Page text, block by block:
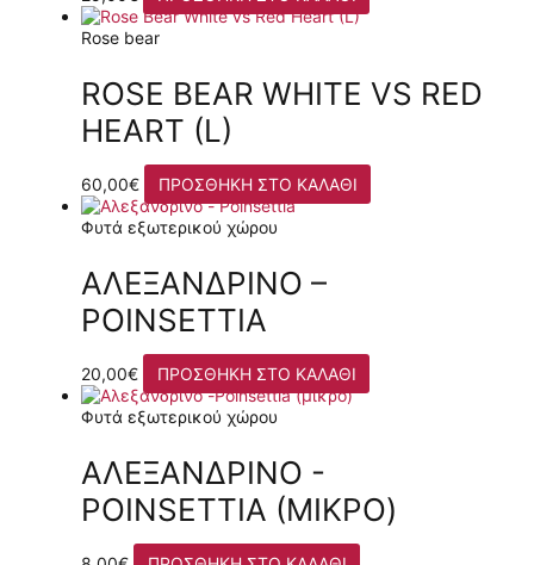
Rose bear
ROSE BEAR WHITE VS RED
HEART (L)
60,00€ ΠΡΟΣΘΉΚΗ ΣΤΟ ΚΑΛΆΘΙ
Φυτά εξωτερικού χώρου
ΑΛΕΞΑΝΔΡΙΝΌ –
POINSETTIA
20,00€ ΠΡΟΣΘΉΚΗ ΣΤΟ ΚΑΛΆΘΙ
Φυτά εξωτερικού χώρου
ΑΛΕΞΑΝΔΡΙΝΌ -
POINSETTIA (ΜΙΚΡΌ)